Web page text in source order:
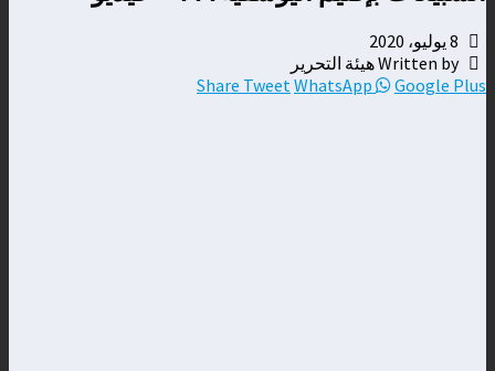
Written by هيئة التحرير
Share TweetWhatsApp Google Plus